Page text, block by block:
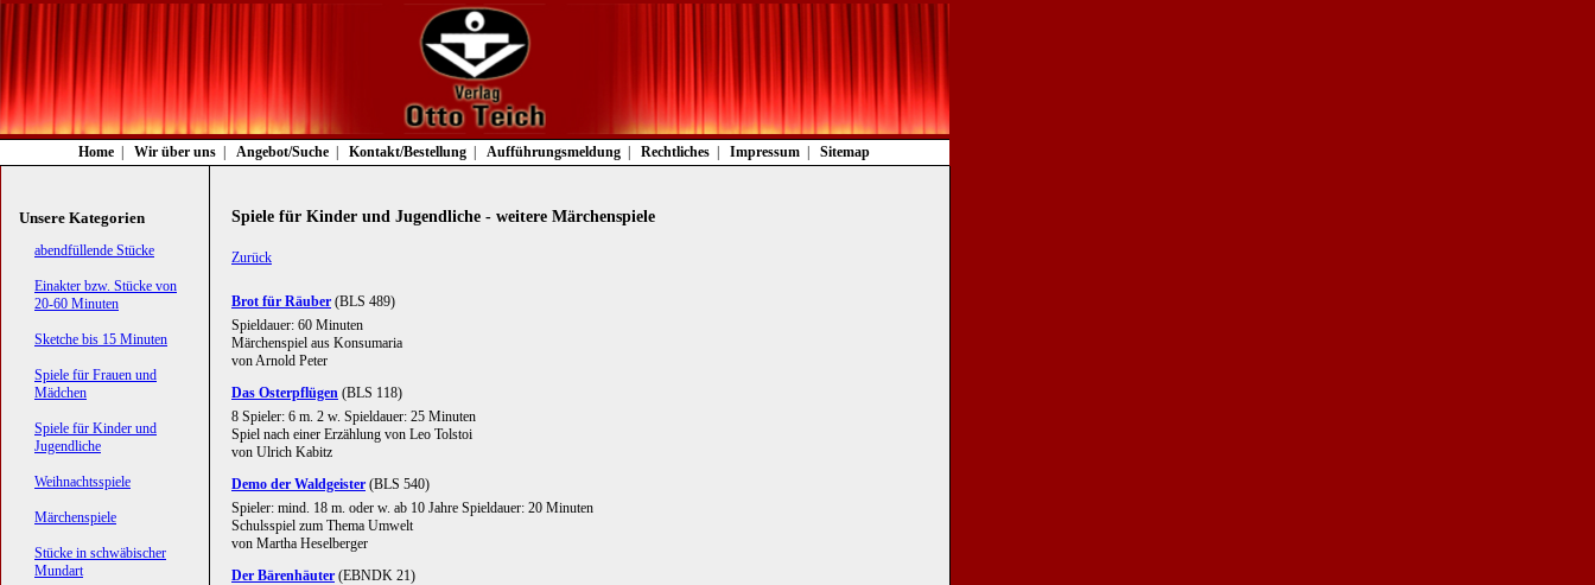
Navigation
überspringen
Home Wir über uns Angebot/Suche Kontakt/Bestellung Aufführungsmeldung Rechtliches Impressum Sitemap
Spiele für Kinder und Jugendliche - weitere Märchenspiele
Zurück
Brot für Räuber (BLS 489)
Spieldauer: 60 Minuten
Märchenspiel aus Konsumaria
von Arnold Peter
Das Osterpflügen (BLS 118)
8 Spieler: 6 m. 2 w. Spieldauer: 25 Minuten
Spiel nach einer Erzählung von Leo Tolstoi
von Ulrich Kabitz
Demo der Waldgeister (BLS 540)
Spieler: mind. 18 m. oder w. ab 10 Jahre Spieldauer: 20 Minuten
Schulsspiel zum Thema Umwelt
von Martha Heselberger
Der Bärenhäuter (EBNDK 21)
Unsere Kategorien
Navigation
abendfüllende Stücke
Einakter bzw. Stücke von
20-60 Minuten
Sketche bis 15 Minuten
Spiele für Frauen und
Mädchen
Spiele für Kinder und
Jugendliche
Weihnachtsspiele
Märchenspiele
Stücke in schwäbischer
Mundart